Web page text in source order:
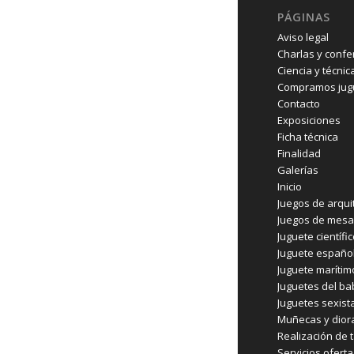
PÁGINAS
Aviso legal
Charlas y
Ciencia y
Compramos
Contacto
Exposiciones
Ficha técnica
Finalidad
Galerías
Inicio
Juegos de
Juegos de mesa
Juguete
Juguete
Juguete
Juguetes del
Juguetes
Muñecas y
Realización de